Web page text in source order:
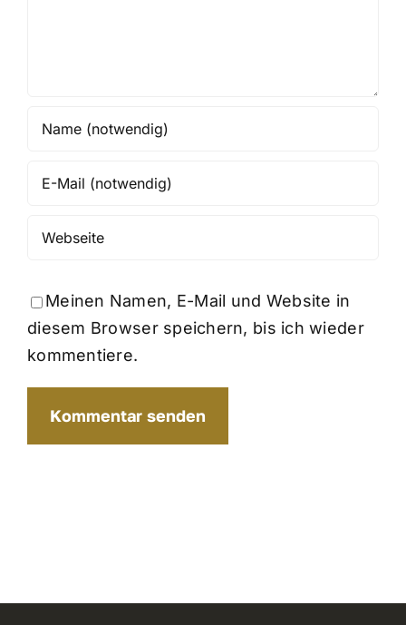
Meinen Namen, E-Mail und Website in
diesem Browser speichern, bis ich wieder
kommentiere.